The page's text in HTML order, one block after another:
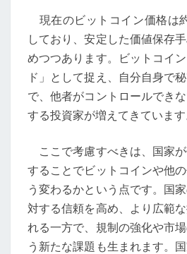
仮
想
通
貨
市
場
へ
の
国
家
参
入
現在のビットコイン価格は
しており、安定した価値保存
めつつあります。ビットコイ
ド」として捉え、自分自身で
で、他者がコントロールでき
する投資家が増えてきています
ここで考慮すべきは、国家
することでビットコインや他
う変わるかという点です。国
対する信頼を高め、より広範
れる一方で、規制の強化や市
う新たな課題も生まれます。